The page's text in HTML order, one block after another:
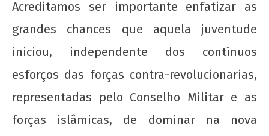
22 de
agosto
2012
admin
Acreditamos ser importante enfatizar as
grandes chances que aquela juventude
iniciou, independente dos contínuos
esforços das forças contra-revolucionarias,
representadas pelo Conselho Militar e as
forças islâmicas, de dominar na nova